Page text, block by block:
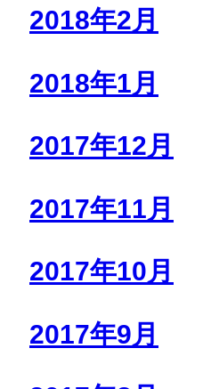
2018年2月
2018年1月
2017年12月
2017年11月
2017年10月
2017年9月